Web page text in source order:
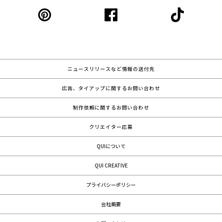
ニュースリリースなど情報の送付先
広告、タイアップに関するお問い合わせ
制作依頼に関するお問い合わせ
クリエイター応募
QUIについて
QUI CREATIVE
プライバシーポリシー
会社概要